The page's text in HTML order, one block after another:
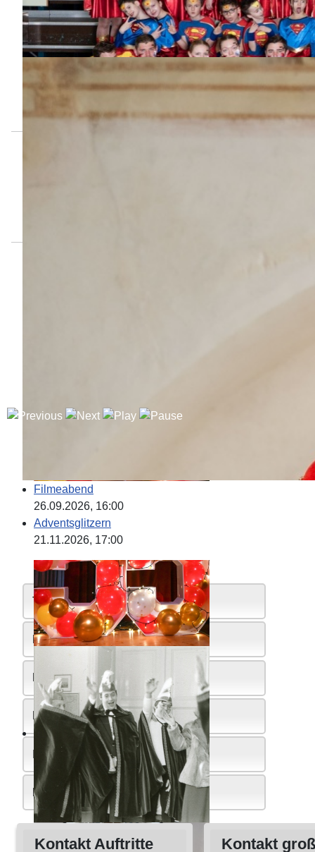
Termine
Faschingszeitung
Downloads
Kontakt
Impressum
Datenschutz
Prinzessin Anne
und Prinz Florian
Prinzessin Nicole
und Prinz Alex
Ein dreifach donnerndes
Finken - Helau | Finken - Helau |
Finken - Helau
Filmeabend
26.09.2026, 16:00
Adventsglitzern
21.11.2026, 17:00
Kontakt Auftritte
Kontakt